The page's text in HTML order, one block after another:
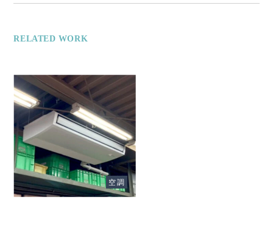
RELATED WORK
Client
株式会社キョウワテック
空調